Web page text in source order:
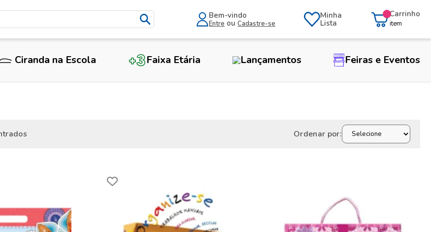
Bem-vindo
Entre ouCadastre-se
Minha
Lista
Carrinho
item
Ciranda na Escola Faixa Etária Lançamentos Feiras e Eventos
Ordenar por: